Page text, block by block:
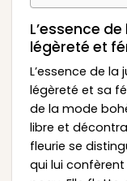
L’essence
légèreté et
L’essence de
légèreté et sa
de la mode
libre et
fleurie se
qui lui